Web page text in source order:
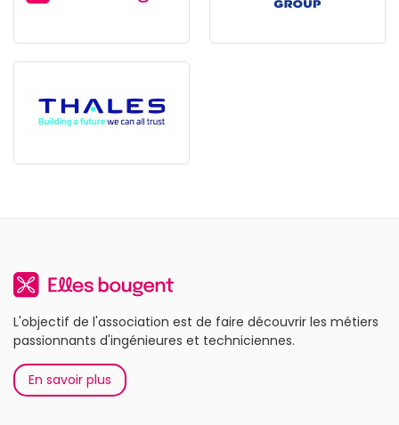
L'objectif de l'association est de faire découvrir les métiers
passionnants d'ingénieures et techniciennes.
En savoir plus